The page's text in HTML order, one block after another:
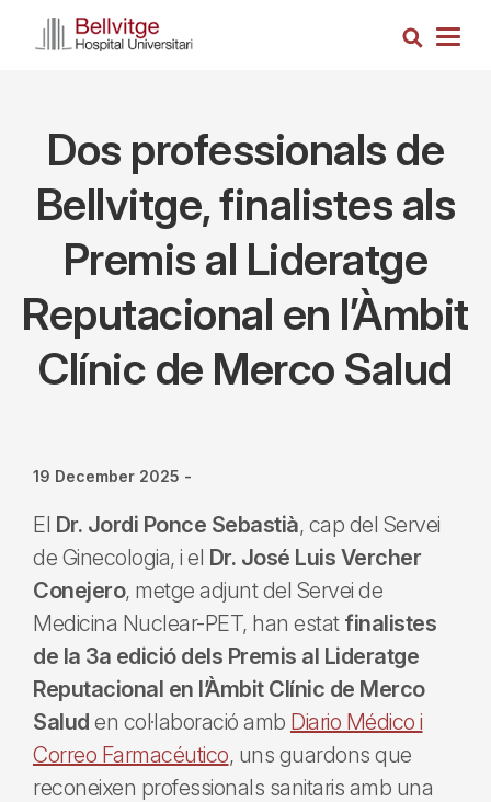
Search
Dos professionals de
Bellvitge, finalistes als
Premis al Lideratge
Reputacional en l’Àmbit
Clínic de Merco Salud
19 December 2025 -
El Dr. Jordi Ponce Sebastià, cap del Servei
de Ginecologia, i el Dr. José Luis Vercher
Conejero, metge adjunt del Servei de
Medicina Nuclear-PET, han estat finalistes
de la 3a edició dels Premis al Lideratge
Reputacional en l’Àmbit Clínic de Merco
Salud en col·laboració amb Diario Médico i
Correo Farmacéutico, uns guardons que
reconeixen professionals sanitaris amb una